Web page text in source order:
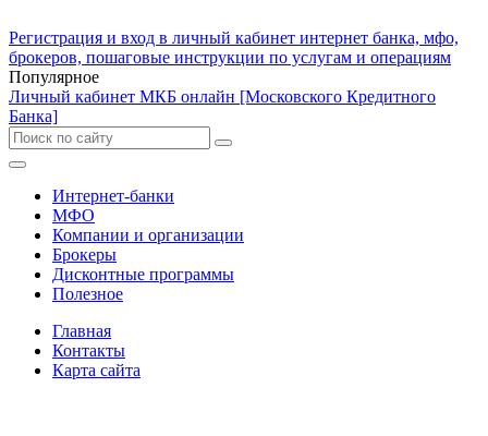
Регистрация и вход в личный кабинет интернет банка, мфо,
брокеров, пошаговые инструкции по услугам и операциям
Популярное
Личный кабинет МКБ онлайн [Московского Кредитного
Банка]
Интернет-банки
МФО
Компании и организации
Брокеры
Дисконтные программы
Полезное
Главная
Контакты
Карта сайта